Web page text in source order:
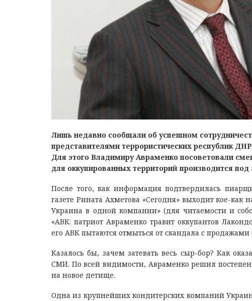
Лишь недавно сообщали об успешном
представителями террористических республик
Для этого Владимиру Авраменко посоветовали
для оккупированных территорий производится под
После того, как информация подтвердилась
газете Рината Ахметова «Сегодня» выходит кое-
Украина в одной компании» (для читаемости и
«АВК: патриот Авраменко травит оккупантов
его АВК пытаются отмыться от скандала с
Казалось бы, зачем затевать весь сыр-бор? Как
СМИ. По всей видимости, Авраменко решил
на новое детище.
Одна из крупнейших кондитерских компаний